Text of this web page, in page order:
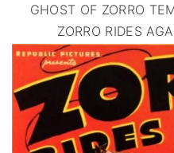
GHOST OF ZORRO
ZORRO RIDES